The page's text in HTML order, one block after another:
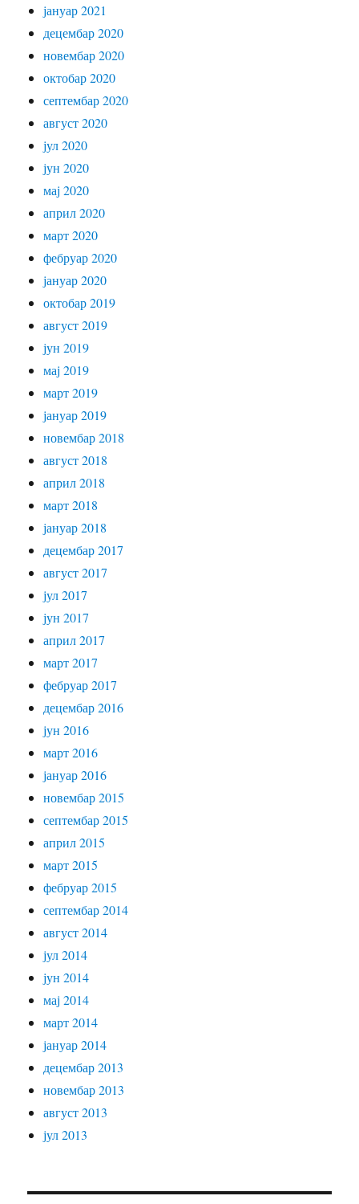
јануар 2021
децембар 2020
новембар 2020
октобар 2020
септембар 2020
август 2020
јул 2020
јун 2020
мај 2020
април 2020
март 2020
фебруар 2020
јануар 2020
октобар 2019
август 2019
јун 2019
мај 2019
март 2019
јануар 2019
новембар 2018
август 2018
април 2018
март 2018
јануар 2018
децембар 2017
август 2017
јул 2017
јун 2017
април 2017
март 2017
фебруар 2017
децембар 2016
јун 2016
март 2016
јануар 2016
новембар 2015
септембар 2015
април 2015
март 2015
фебруар 2015
септембар 2014
август 2014
јул 2014
јун 2014
мај 2014
март 2014
јануар 2014
децембар 2013
новембар 2013
август 2013
јул 2013